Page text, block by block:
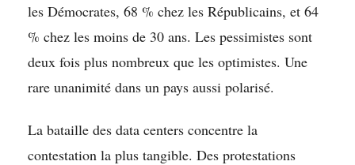
les Démocrates, 68 % chez les Républicains, et 64
% chez les moins de 30 ans. Les pessimistes sont
deux fois plus nombreux que les optimistes. Une
rare unanimité dans un pays aussi polarisé.
La bataille des data centers concentre la
contestation la plus tangible. Des protestations